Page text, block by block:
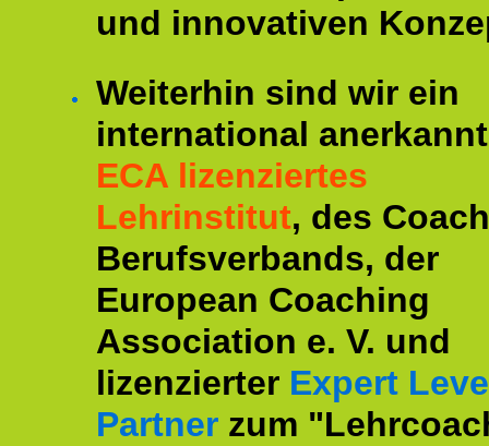
und innovativen
Weiterhin sind wir ein
international
ECA lizenziertes
Lehrinstitut, des
Berufsverbands, der
European Coaching
Association e. V. und
lizenzierter Expert
Partner zum